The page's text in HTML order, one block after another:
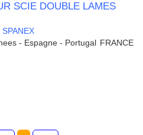
SCIE DOUBLE LAMES
- Espagne - Portugal FRANCE